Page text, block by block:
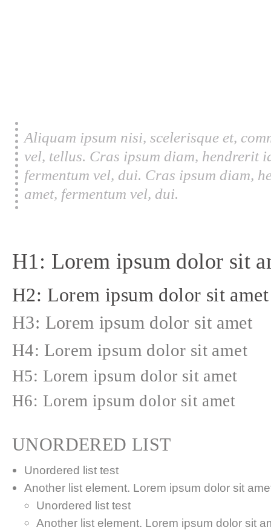
Aliquam ipsum nisi, scelerisque et,
vel, tellus. Cras ipsum diam, hendrerit
fermentum vel, dui. Cras ipsum diam,
amet, fermentum vel, dui.
H1: Lorem ipsum dolor sit
H2: Lorem ipsum dolor sit amet
H3: Lorem ipsum dolor sit amet
H4: Lorem ipsum dolor sit amet
H5: Lorem ipsum dolor sit amet
H6: Lorem ipsum dolor sit amet
UNORDERED LIST
Unordered list test
Another list element. Lorem ipsum dolor sit
Unordered list test
Another list element. Lorem ipsum dolor sit